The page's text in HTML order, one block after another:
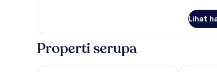
Kamar
Lihat
Properti serupa
NH Sintra Centro Chalet